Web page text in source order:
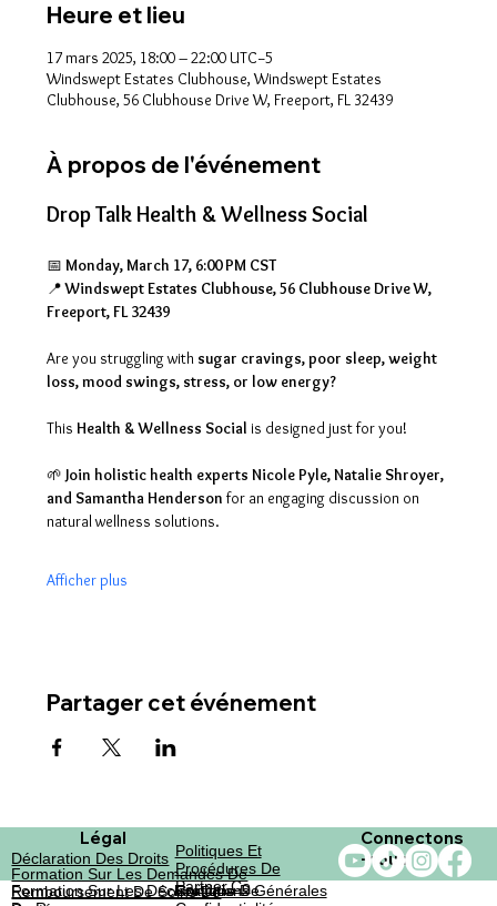
Heure et lieu
17 mars 2025, 18:00 – 22:00 UTC−5
Windswept Estates Clubhouse, Windswept Estates
Clubhouse, 56 Clubhouse Drive W, Freeport, FL 32439
À propos de l'événement
Drop Talk Health & Wellness Social
📅 Monday, March 17, 6:00 PM CST
📍 Windswept Estates Clubhouse, 56 Clubhouse Drive W,
Freeport, FL 32439
Are you struggling with sugar cravings, poor sleep, weight
loss, mood swings, stress, or low energy?
This Health & Wellness Social is designed just for you!
🌱 Join holistic health experts Nicole Pyle, Natalie Shroyer,
and Samantha Henderson for an engaging discussion on
natural wellness solutions.
Afficher plus
Partager cet événement
Déclaration Des Droits
Légal
Formation Sur Les Demandes De
Remboursement De Soins De
Politiques Et
Procédures De
Partner.co
Formation Sur Les DéclarationsConditions Générales
Politique De
Connectons
-nous